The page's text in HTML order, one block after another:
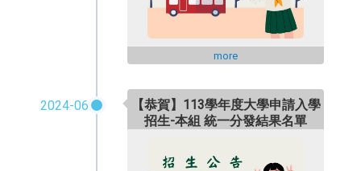
more
2024-06
【恭賀】113學年度大學申請入學
招生-本組 統一分發結果名單